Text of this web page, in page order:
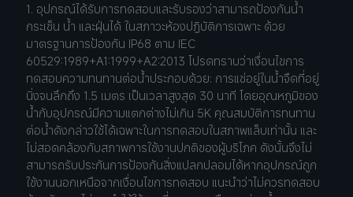
1. อุปกรณ์ได้รับการทดสอบและรับรองว่าสามารถป้องกันน้ำ
กระเซ็น น้ำ และฝุ่นได้ ในสภาวะห้องปฏิบัติการเฉพาะ ด้วย
มาตรฐานการป้องกัน IP68 ตาม IEC
60529:1989+A1:1999+A2:2013 โปรดทราบว่าเงื่อนไขการ
ทดสอบความทนทานต่อน้ำประกอบด้วย: การแช่อยู่ในน้ำจืดที่อยู่
นิ่งจนลึกถึง 1.5 เมตร เป็นเวลาสูงสุด 30 นาที โดยอุณหภูมิของ
น้ำกับอุปกรณ์มีความแตกต่างไม่เกิน 5K คุณสมบัติการทนทาน
ต่อน้ำดังกล่าวใช้ได้เฉพาะในการทดสอบในสภาพแล็บเท่านั้น และ
ไม่สอดคล้องกับสภาพการใช้งานปกติของผู้บริโภค ดังนั้นจึงไม่
สามารถรับประกันการป้องกันสิ่งแปลกปลอมได้หากอุปกรณ์ถูก
ใช้งานนอกเหนือจากเงื่อนไขการทดสอบ แนะนำว่าไม่ควรทดสอบ